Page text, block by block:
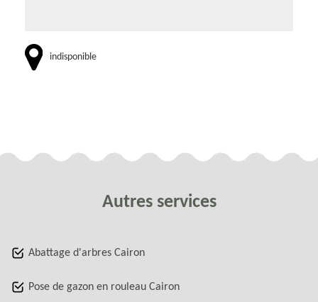
indisponible
Autres services
Abattage d'arbres Cairon
Pose de gazon en rouleau Cairon